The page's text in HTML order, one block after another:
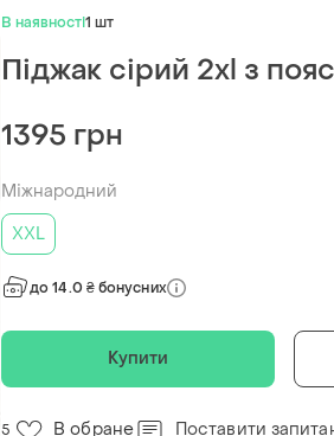
В наявності1 шт
Піджак сірий 2xl з
1395 грн
Міжнародний
XXL
до 14.0 ₴ бонусних
Купити
5 В обране Поставити